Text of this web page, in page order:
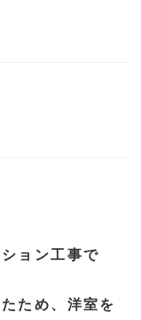
ョン工事で
ため、洋室を